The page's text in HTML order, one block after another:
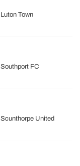
Luton Town
Southport FC
Scunthorpe United